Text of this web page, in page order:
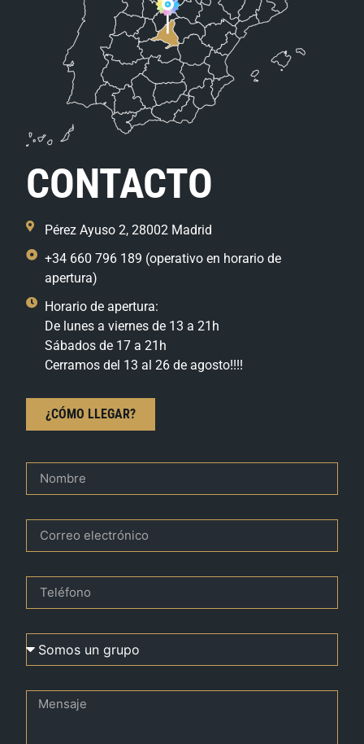
CONTACTO
Pérez Ayuso 2, 28002 Madrid
+34 660 796 189 (operativo en horario de
apertura)
Horario de apertura:
De lunes a viernes de 13 a 21h
Sábados de 17 a 21h
Cerramos del 13 al 26 de agosto!!!!
¿CÓMO LLEGAR?